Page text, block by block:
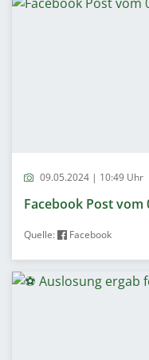
09.05.2024 | 10:49 Uhr
Facebook Post vom
Quelle: Facebook